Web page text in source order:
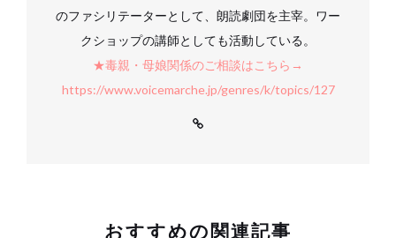
のファシリテーターとして、朗読劇団を主宰。ワー
クショップの講師としても活動している。
★毒親・母娘関係のご相談はこちら→
https://www.voicemarche.jp/genres/k/topics/127
おすすめの関連記事